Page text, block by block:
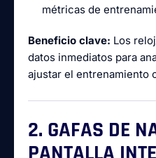
métricas de
Beneficio clave: Los
datos inmediatos para
ajustar el entrenamiento
2. GAFAS DE